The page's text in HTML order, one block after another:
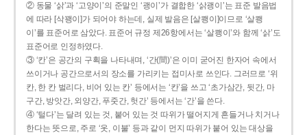
② 동물 ‘삵’과 ‘고양이’의 준말인 ‘괭이’가 결합한 ‘삵괭이’는 표준 발음법
에 따라 [삭꽹이]가 되어야 하는데, 실제 발음은 [살쾡이]이므로 ‘살쾡
이’를 표준어로 삼았다. 표준어 규정 제26항에서는 ‘살쾡이’와 함께 ‘삵’도
표준어로 인정하였다.
③ ‘칸’은 공간의 구획을 나타내며, ‘간(間)’은 이미 굳어진 한자어 속에서
쓰이거나 공간으로서의 장소를 가리키는 접미사로 쓰인다. 그러므로 ‘위
칸, 한 칸 벌리다, 비어 있는 칸’ 등에서는 ‘칸’을 쓰고 ‘초가삼간, 뒷간, 마
구간, 방앗간, 외양간, 푸줏간, 헛간’ 등에서는 ‘간’을 쓴다.
④ ‘털다’는 달려 있는 것, 붙어 있는 것 따위가 떨어지게 흔들거나 치거나
한다는 뜻으로, 주로 ‘옷, 이불’ 등과 같이 먼지 따위가 붙어 있는 대상을